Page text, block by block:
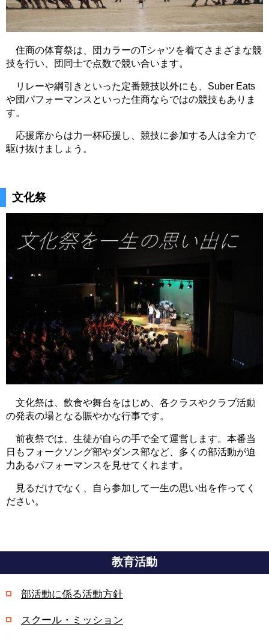
住商の体育祭は、団カラーのTシャツを着てさまざまな競
技を行い、団同士で点数で競い合います。
リレーや綱引きといった定番競技以外にも、Suber Eats
や団パフォーマンスといった住商ならではの競技もありま
す。
応援席からは力一杯応援し、競技に参加する人は全力で
駆け抜けましょう。
文化祭
文化祭は、飲食や舞台をはじめ、各クラスやクラブ活動
の発表の場となる賑やかな行事です。
前夜祭では、生徒が自らの手で全て運営します。本番当
日もフォークソング部やダンス部など、多くの部活動が迫
力あるパフォーマンスを見せてくれます。
見るだけでなく、自ら参加して一生の思い出を作ってく
ださい。
教育活動
部活動に係る活動方針
スクール・ミッション